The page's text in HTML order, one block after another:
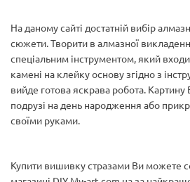
На даному сайті достатній вибір
сюжети. Творити в алмазної
спеціальним інструментом, який
камені на клейку основу згідно з
вийде готова яскрава робота.
подрузі на день народження або
своїми руками.
Купити вишивку стразами Ви можете